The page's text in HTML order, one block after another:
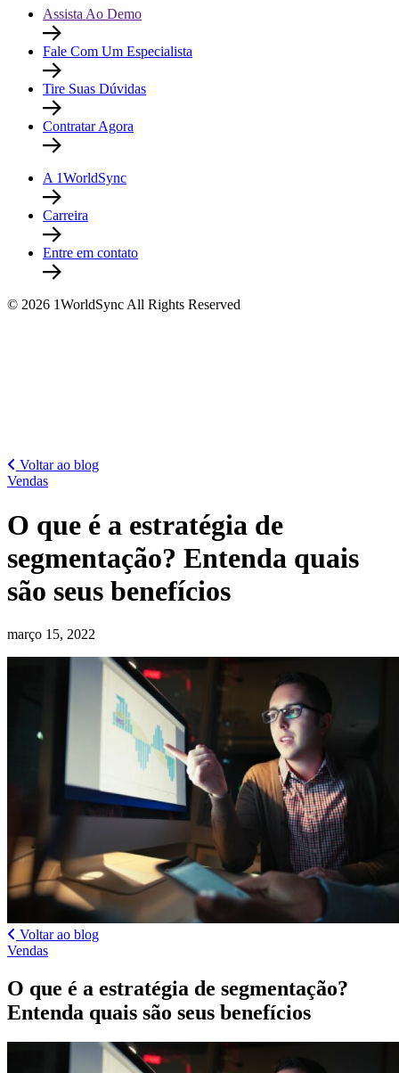
Assista Ao Demo
Fale Com Um Especialista
Tire Suas Dúvidas
Contratar Agora
A 1WorldSync
Carreira
Entre em contato
© 2026 1WorldSync All Rights Reserved
Voltar ao blog
Vendas
O que é a estratégia de
segmentação? Entenda quais
são seus benefícios
março 15, 2022
Voltar ao blog
Vendas
O que é a estratégia de segmentação?
Entenda quais são seus benefícios